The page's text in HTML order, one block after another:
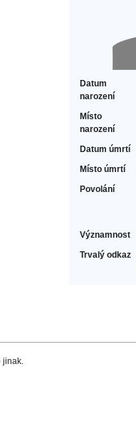
Datum
narození
Místo
narození
Datum úmrtí
Místo úmrtí
Povolání
Významnost
Trvalý odkaz
jinak.